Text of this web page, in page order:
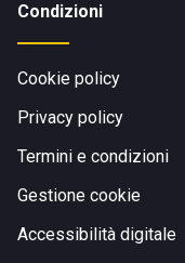
Condizioni
Cookie policy
Privacy policy
Termini e condizioni
Gestione cookie
Accessibilità digitale